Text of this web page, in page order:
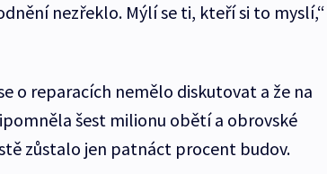
nezřeklo. Mýlí se ti, kteří si to myslí,“
o reparacích nemělo diskutovat a že na
šest milionu obětí a obrovské
zůstalo jen patnáct procent budov.